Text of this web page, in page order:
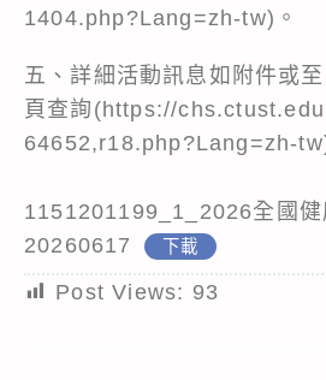
1404.php?Lang=zh-tw)。
五、詳細活動訊息如附件或
頁查詢(https://
64652,r18.php?Lang=zh-
1151201199_1_2026全國健
20260617
下載
Post Views: 93